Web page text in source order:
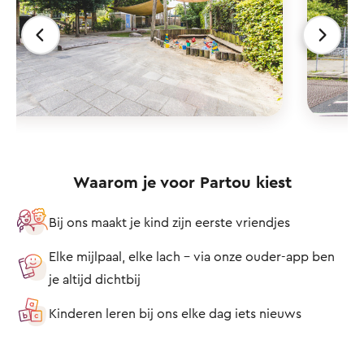
Waarom je voor Partou kiest
Bij ons maakt je kind zijn eerste vriendjes
Elke mijlpaal, elke lach – via onze ouder-app ben
je altijd dichtbij
Kinderen leren bij ons elke dag iets nieuws